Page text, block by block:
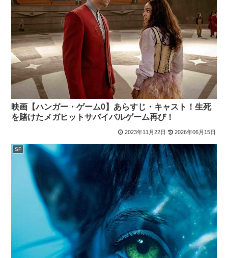
映画【ハンガー・ゲーム0】あらすじ・キャスト！生死
を賭けたメガヒットサバイバルゲーム再び！
2023年11月22日 2026年06月15日
SF